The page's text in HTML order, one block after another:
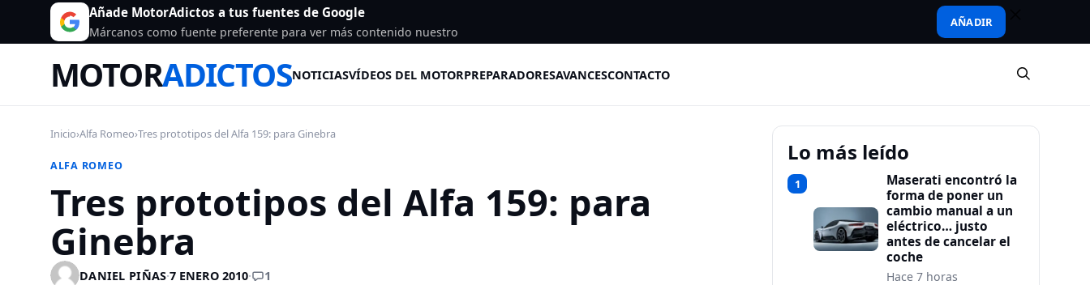
Añade MotorAdictos a tus fuentes de Google
Márcanos como fuente preferente para ver más contenido nuestro
AÑADIR
MOTORADICTOSNOTICIASVÍDEOS DEL MOTORPREPARADORESAVANCESCONTACTO
Inicio›Alfa Romeo›Tres prototipos del Alfa 159: para Ginebra
ALFA ROMEO
Tres prototipos del Alfa 159: para
Ginebra
DANIEL PIÑAS·7 ENERO 2010· 1
Lo más leído
1
Maserati encontró la
forma de poner un
cambio manual a un
eléctrico… justo
antes de cancelar el
coche
Hace 7 horas